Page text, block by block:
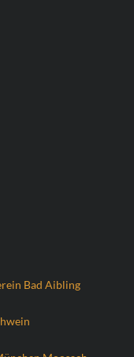
Bad Aibling